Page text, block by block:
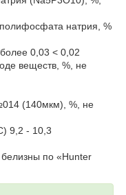
натрия, %
0,03 < 0,02
веществ, %, не
(140мкм), %, не
9,2 - 10,3
по «Hunter